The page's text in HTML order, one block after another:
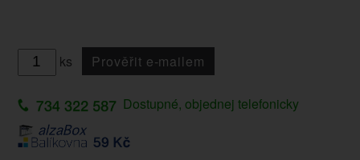
ks Prověřit e-mailem
Dostupné, objednej telefonicky